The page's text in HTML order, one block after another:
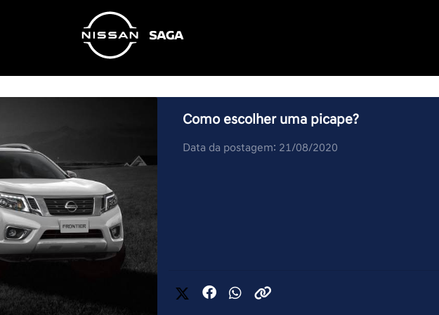
Como escolher uma picape?
Data da postagem: 21/08/2020